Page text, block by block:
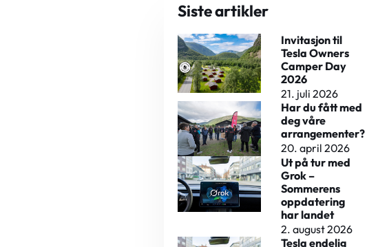
Siste artikler
Invitasjon til
Tesla Owners
Camper Day
2026
21. juli 2026
Har du fått med
deg våre
arrangementer?
20. april 2026
Ut på tur med
Grok –
Sommerens
oppdatering
har landet
2. august 2026
Tesla endelig